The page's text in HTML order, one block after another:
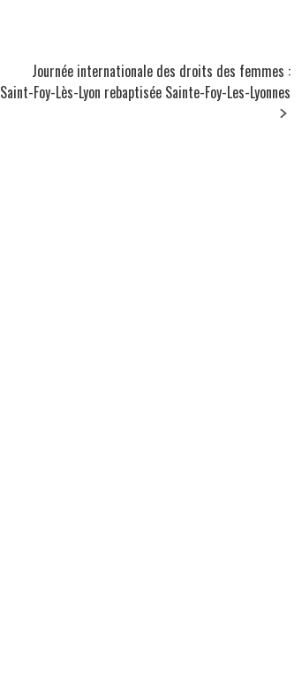
Journée internationale des droits des femmes :
Saint-Foy-Lès-Lyon rebaptisée Sainte-Foy-Les-Lyonnes